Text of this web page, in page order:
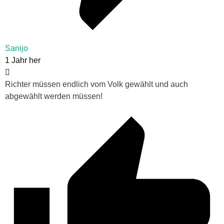
Sanijo
1 Jahr her
Richter müssen endlich vom Volk gewählt und auch
abgewählt werden müssen!